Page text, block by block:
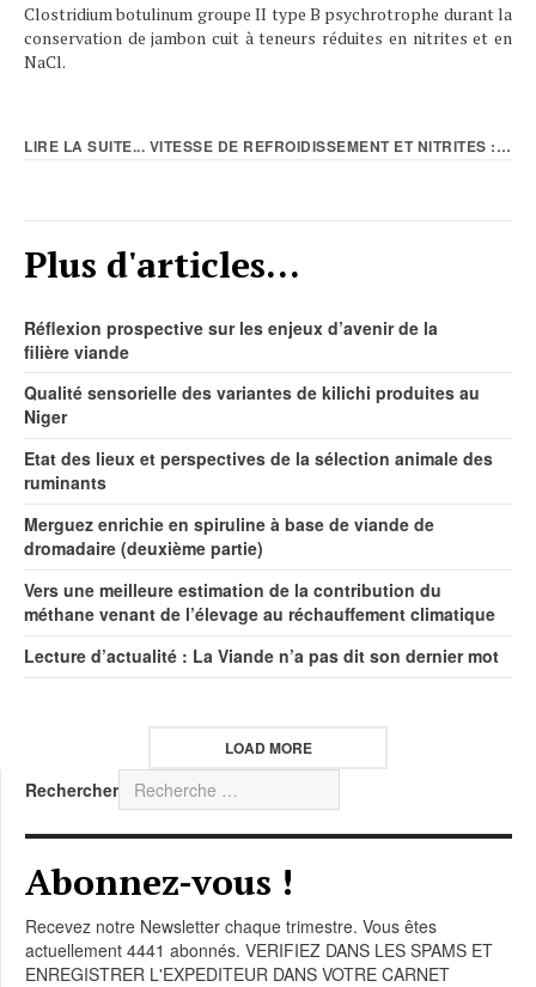
Clostridium botulinum groupe II type B psychrotrophe durant la
conservation de jambon cuit à teneurs réduites en nitrites et en
NaCl.
LIRE LA SUITE... VITESSE DE REFROIDISSEMENT ET NITRITES : IMPACT...
Plus d'articles...
Réflexion prospective sur les enjeux d’avenir de la
filière viande
Qualité sensorielle des variantes de kilichi produites au
Niger
Etat des lieux et perspectives de la sélection animale des
ruminants
Merguez enrichie en spiruline à base de viande de
dromadaire (deuxième partie)
Vers une meilleure estimation de la contribution du
méthane venant de l’élevage au réchauffement climatique
Lecture d’actualité : La Viande n’a pas dit son dernier mot
LOAD MORE
Rechercher
Abonnez-vous !
Recevez notre Newsletter chaque trimestre. Vous êtes
actuellement 4441 abonnés. VERIFIEZ DANS LES SPAMS ET
ENREGISTRER L'EXPEDITEUR DANS VOTRE CARNET